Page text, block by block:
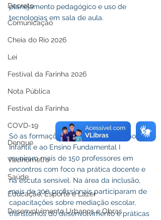
Decreto
Comunicação
Cheia do Rio 2026
Lei
Festival da Farinha 2026
Nota Pública
Festival da Farinha
COVD-19
Dengue
Vacinômetro
Saúde
Educação, Esporte e Lazer
Desenvolvimento Urbanos e Obras
planejamento pedagógico e uso de
tecnologias em sala de aula.
Só as formações voltadas à Educação
Infantil e ao Ensino Fundamental I
reuniram mais de 150 professores em
encontros com foco na prática docente e
na escuta sensível. Na área da inclusão,
mais de 300 profissionais participaram de
capacitações sobre mediação escolar,
transtornos do desenvolvimento e práticas